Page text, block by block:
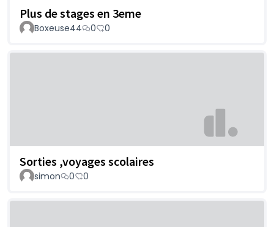
Plus de stages en 3eme
Boxeuse44 0 0
Sorties ,voyages scolaires
simon 0 0